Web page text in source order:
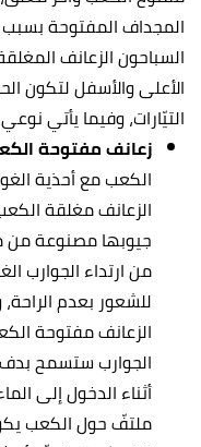
المجداف المفتوحة بسبب
السباحون الزعانف
الأعلى والأسفل لتكون
التيّارات، وفيما يأتي
زعانف مفتوحة
الكعب مع أحذية
الزعانف مغلقة
جيوبها مصنوعة من
من ارتداء الجوارب
للشعور بعدم
الزعانف مفتوحة
الجوارب ستسمح
أثناء الدخول إلى
ملتفّ حول الكعب